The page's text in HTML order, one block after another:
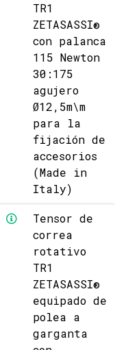
TR1
ZETASASSI®
con palanca
115 Newton
30:175
agujero
Ø12,5m\m
para la
fijación de
accesorios
(Made in
Italy)
Tensor de
correa
rotativo
TR1
ZETASASSI®
equipado de
polea a
garganta